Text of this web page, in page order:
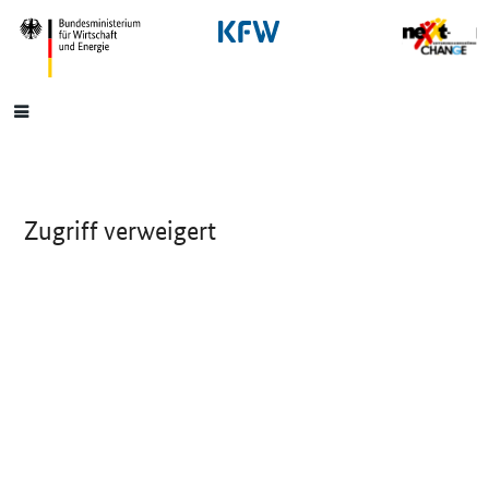
SrOnlyNavigation
Hauptmenü
Zugriff verweigert